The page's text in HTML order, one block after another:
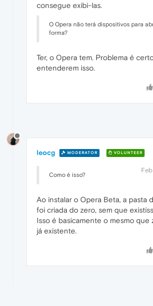
consegue exibi-las.
O Opera não terá dispositivos para
forma?
Ter, o Opera tem. Problema é
entenderem isso.
leocg MODERATOR VOLUNTEER
Como é isso?
Ao instalar o Opera Beta, a pasta
foi criada do zero, sem que
Isso é basicamente o mesmo que
já existente.